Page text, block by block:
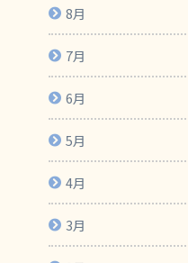
8月
7月
6月
5月
4月